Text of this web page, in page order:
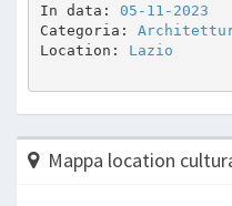
In data: 05-11-2023
Categoria:
Location: Lazio
Mappa location